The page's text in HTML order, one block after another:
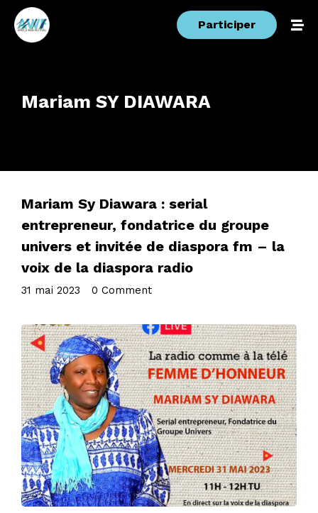
Participer
Mariam SY DIAWARA
Mariam Sy Diawara : serial
entrepreneur, fondatrice du groupe
univers et invitée de diaspora fm – la
voix de la diaspora radio
31 mai 2023 0 Comment